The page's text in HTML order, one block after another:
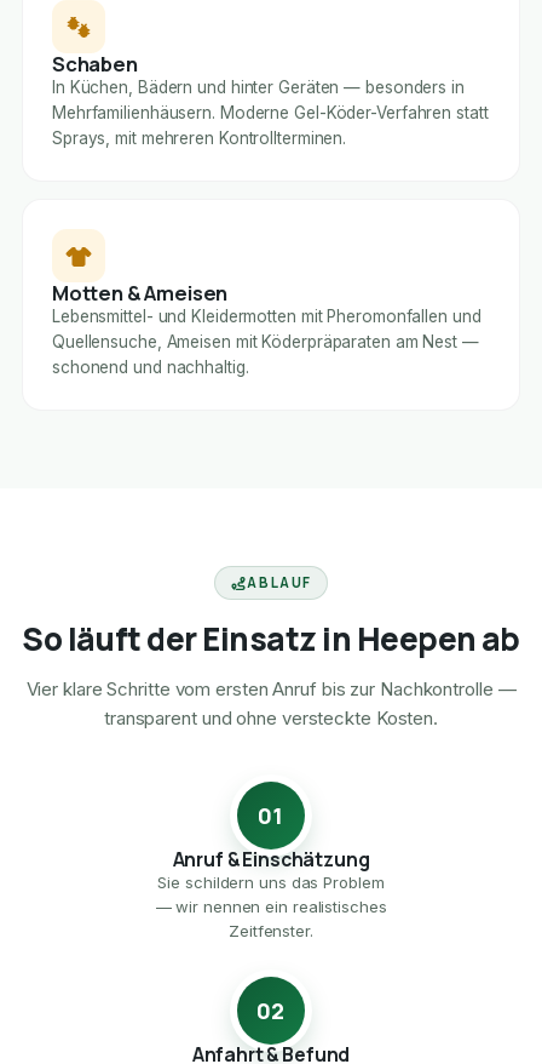
Schaben
In Küchen, Bädern und hinter Geräten — besonders in
Mehrfamilienhäusern. Moderne Gel-Köder-Verfahren statt
Sprays, mit mehreren Kontrollterminen.
Motten & Ameisen
Lebensmittel- und Kleidermotten mit Pheromonfallen und
Quellensuche, Ameisen mit Köderpräparaten am Nest —
schonend und nachhaltig.
ABLAUF
So läuft der Einsatz in Heepen ab
Vier klare Schritte vom ersten Anruf bis zur Nachkontrolle —
transparent und ohne versteckte Kosten.
01
Anruf & Einschätzung
Sie schildern uns das Problem
— wir nennen ein realistisches
Zeitfenster.
02
Anfahrt & Befund